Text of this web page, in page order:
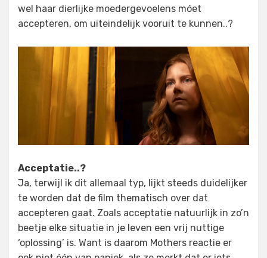
wel haar dierlijke moedergevoelens móet
accepteren, om uiteindelijk vooruit te kunnen..?
Acceptatie..?
Ja, terwijl ik dit allemaal typ, lijkt steeds duidelijker
te worden dat de film thematisch over dat
accepteren gaat. Zoals acceptatie natuurlijk in zo’n
beetje elke situatie in je leven een vrij nuttige
‘oplossing’ is. Want is daarom Mothers reactie er